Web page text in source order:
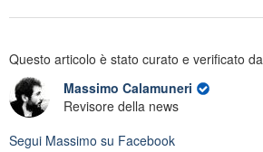
Questo articolo è stato curato e verificato da
Massimo Calamuneri
Revisore della news
Segui Massimo su Facebook